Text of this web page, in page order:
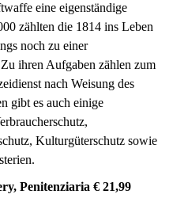
eine eigenständige
zählten die 1814 ins Leben
noch zu einer
ihren Aufgaben zählen zum
nach Weisung des
gibt es auch einige
Kulturgüterschutz sowie
Penitenziaria € 21,99